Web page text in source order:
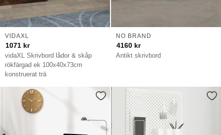
vidaXL Skrivbord lådor & skåp
rökfärgad ek 100x40x73cm
konstruerat trä
VIDAXL
1071 kr
Antikt skrivbord
NO BRAND
4160 kr